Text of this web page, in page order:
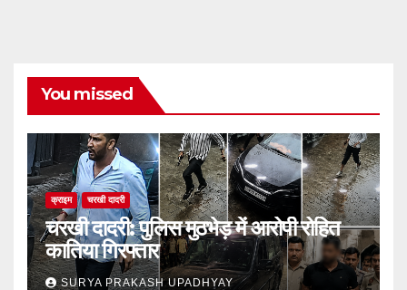
You missed
क्राइम चरखी दादरी
चरखी दादरी: पुलिस मुठभेड़ में आरोपी रोहित
कातिया गिरफ्तार
SURYA PRAKASH UPADHYAY